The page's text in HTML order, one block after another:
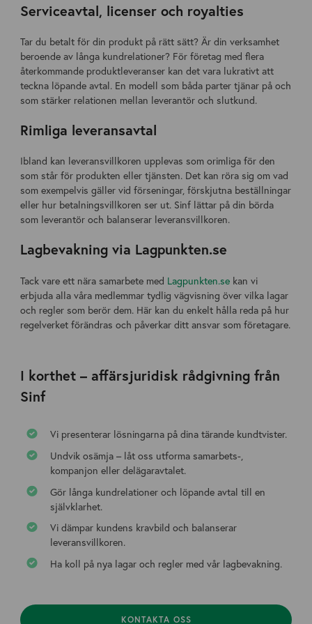
Serviceavtal, licenser och royalties
Tar du betalt för din produkt på rätt sätt? Är din verksamhet
beroende av långa kundrelationer? För företag med flera
återkommande produktleveranser kan det vara lukrativt att
teckna löpande avtal. En modell som båda parter tjänar på och
som stärker relationen mellan leverantör och slutkund.
Rimliga leveransavtal
Ibland kan leveransvillkoren upplevas som orimliga för den
som står för produkten eller tjänsten. Det kan röra sig om vad
som exempelvis gäller vid förseningar, förskjutna beställningar
eller hur betalningsvillkoren ser ut. Sinf lättar på din börda
som leverantör och balanserar leveransvillkoren.
Lagbevakning via Lagpunkten.se
Tack vare ett nära samarbete med Lagpunkten.sekan vi
erbjuda alla våra medlemmar tydlig vägvisning över vilka lagar
och regler som berör dem. Här kan du enkelt hålla reda på hur
regelverket förändras och påverkar ditt ansvar som företagare.
I korthet – affärsjuridisk rådgivning från
Sinf
Vi presenterar lösningarna på dina tärande kundtvister.
Undvik osämja – låt oss utforma samarbets-,
kompanjon eller delägaravtalet.
Gör långa kundrelationer och löpande avtal till en
självklarhet.
Vi dämpar kundens kravbild och balanserar
leveransvillkoren.
Ha koll på nya lagar och regler med vår lagbevakning.
KONTAKTA OSS